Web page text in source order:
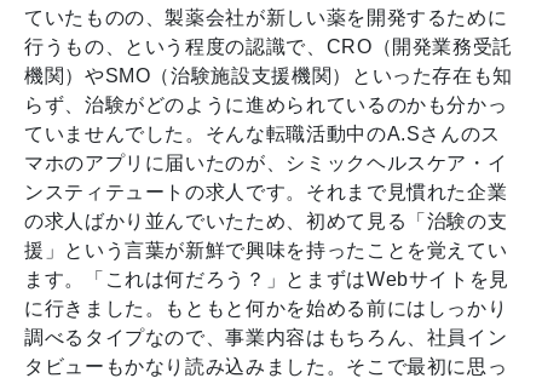
ていたものの、製薬会社が新しい薬を開発するために
行うもの、という程度の認識で、CRO（開発業務受託
機関）やSMO（治験施設支援機関）といった存在も知
らず、治験がどのように進められているのかも分かっ
ていませんでした。そんな転職活動中のA.Sさんのス
マホのアプリに届いたのが、シミックヘルスケア・イ
ンスティテュートの求人です。それまで見慣れた企業
の求人ばかり並んでいたため、初めて見る「治験の支
援」という言葉が新鮮で興味を持ったことを覚えてい
ます。「これは何だろう？」とまずはWebサイトを見
に行きました。もともと何かを始める前にはしっかり
調べるタイプなので、事業内容はもちろん、社員イン
タビューもかなり読み込みました。そこで最初に思っ